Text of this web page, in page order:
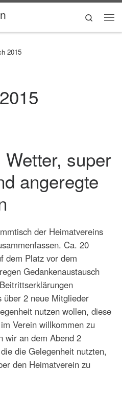
Search
2015
super
angeregte
der Heimatvereins
Ca. 20
dem Platz vor dem
Gedankenaustausch
über 2 neue Mitglieder
nutzen wollen, diese
Verein willkommen zu
wir an dem Abend 2
die Gelegenheit nutzten,
den Heimatverein zu